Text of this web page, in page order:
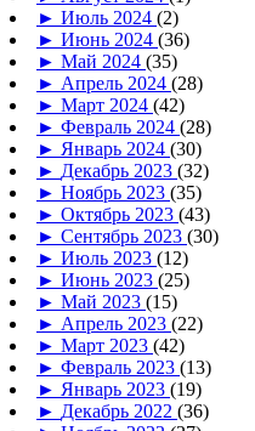
► Июль 2024 (2)
► Июнь 2024 (36)
► Май 2024 (35)
► Апрель 2024 (28)
► Март 2024 (42)
► Февраль 2024 (28)
► Январь 2024 (30)
► Декабрь 2023 (32)
► Ноябрь 2023 (35)
► Октябрь 2023 (43)
► Сентябрь 2023 (30)
► Июль 2023 (12)
► Июнь 2023 (25)
► Май 2023 (15)
► Апрель 2023 (22)
► Март 2023 (42)
► Февраль 2023 (13)
► Январь 2023 (19)
► Декабрь 2022 (36)